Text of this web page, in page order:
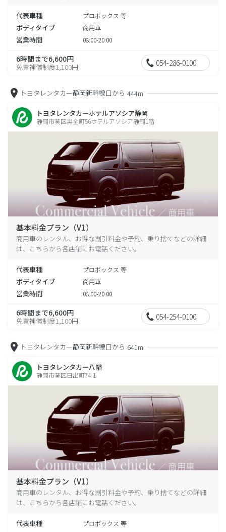
代表車種 プロボックス 等
ボディタイプ 商用車
営業時間 08:00-20:00
6時間まで6,600円
免責補償制度1,100円 054-286-0100
トヨタレンタカー静岡新幹線口から 444m
トヨタレンタカーホテルアソシア静岡
静岡市葵区黒金町56ホテルアソシア静岡1階
基本料金プラン（V1）
商用車のレンタル、お得な割引料金や予約、乗り捨てなどの詳細
は、こちらから各店舗にお電話ください。
代表車種 プロボックス 等
ボディタイプ 商用車
営業時間 08:00-20:00
6時間まで6,600円
免責補償制度1,100円 054-254-0100
トヨタレンタカー静岡新幹線口から 641m
トヨタレンタカー八幡
静岡市葵区日出町74-1
基本料金プラン（V1）
商用車のレンタル、お得な割引料金や予約、乗り捨てなどの詳細
は、こちらから各店舗にお電話ください。
代表車種 プロボックス 等